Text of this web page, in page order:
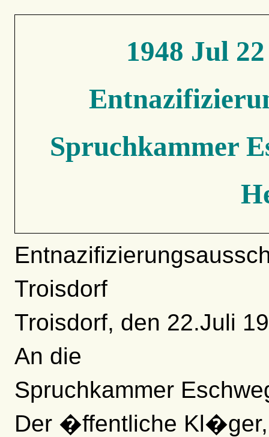
1948 Jul
Spruchkammer
Troisdorf
Troisdorf, den 22.Juli
An die
Spruchkammer
Der �ffentliche Kl�ger,